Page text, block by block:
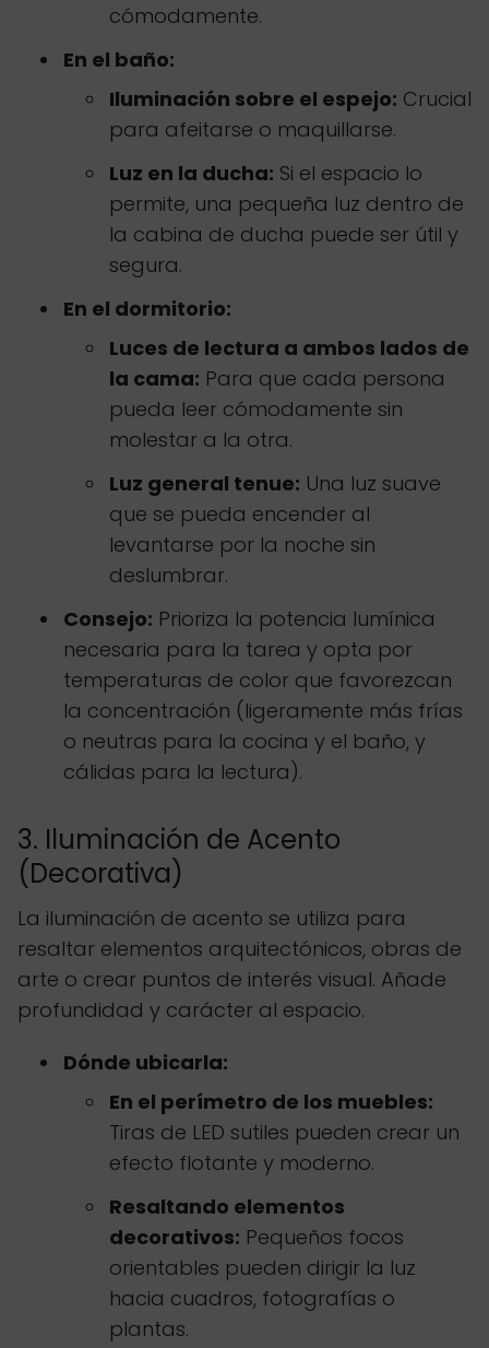
cómodamente.
En el baño:
Iluminación sobre el espejo: Crucial
para afeitarse o maquillarse.
Luz en la ducha: Si el espacio lo
permite, una pequeña luz dentro de
la cabina de ducha puede ser útil y
segura.
En el dormitorio:
Luces de lectura a ambos lados de
la cama: Para que cada persona
pueda leer cómodamente sin
molestar a la otra.
Luz general tenue: Una luz suave
que se pueda encender al
levantarse por la noche sin
deslumbrar.
Consejo: Prioriza la potencia lumínica
necesaria para la tarea y opta por
temperaturas de color que favorezcan
la concentración (ligeramente más frías
o neutras para la cocina y el baño, y
cálidas para la lectura).
3. Iluminación de Acento
(Decorativa)
La iluminación de acento se utiliza para
resaltar elementos arquitectónicos, obras de
arte o crear puntos de interés visual. Añade
profundidad y carácter al espacio.
Dónde ubicarla:
En el perímetro de los muebles:
Tiras de LED sutiles pueden crear un
efecto flotante y moderno.
Resaltando elementos
decorativos: Pequeños focos
orientables pueden dirigir la luz
hacia cuadros, fotografías o
plantas.